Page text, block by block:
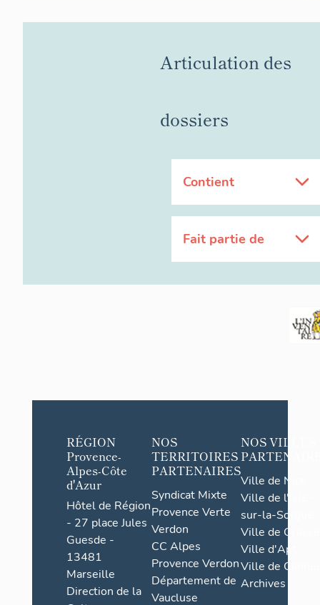
Articulation des
dossiers
Contient
Fait partie de
RÉGION
Provence-
Alpes-Côte
d'Azur
Hôtel de Région
- 27 place Jules
Guesde -
13481
Marseille
Direction de la
NOS
TERRITOIRES
PARTENAIRES
Syndicat Mixte
Provence Verte
Verdon
CC Alpes
Provence Verdon
Département de
Vaucluse
NOS VILLES
Ville de Nice
Ville de l'Isle-
sur-la-Sorgue
Ville de Grasse
Ville d'Apt
Ville de
Archives